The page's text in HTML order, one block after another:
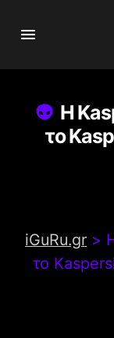
Η
το
iGuRu.gr >
το